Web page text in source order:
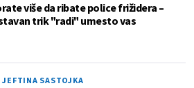
više da ribate police frižidera –
trik "radi" umesto vas
JEFTINA SASTOJKA